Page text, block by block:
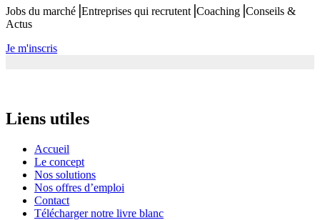
Jobs du marché⎟Entreprises qui recrutent⎟Coaching⎟Conseils &
Actus
Je m'inscris
Liens utiles
Accueil
Le concept
Nos solutions
Nos offres d’emploi
Contact
Télécharger notre livre blanc